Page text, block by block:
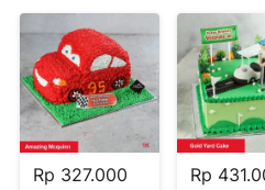
Rp 327.000 Rp